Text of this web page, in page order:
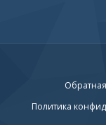
Политика